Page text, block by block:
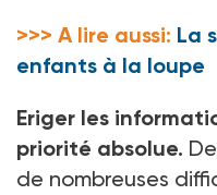
>>> A lire aussi: La
enfants à la loupe
Eriger les
priorité absolue.
de nombreuses